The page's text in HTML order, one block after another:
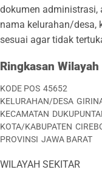
dokumen administrasi,
nama kelurahan/desa,
sesuai agar tidak
Ringkasan Wilayah
KODE POS 45652
KELURAHAN/DESA
KECAMATAN
KOTA/KABUPATEN
PROVINSI JAWA BARAT
WILAYAH SEKITAR